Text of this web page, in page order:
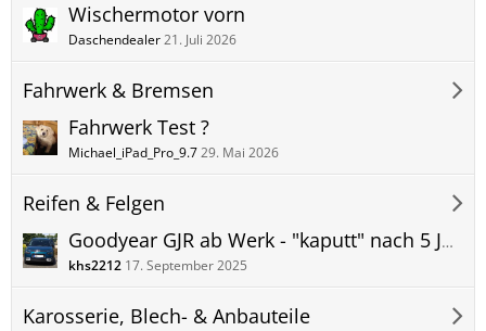
Wischermotor vorn
Daschendealer21. Juli 2026
Fahrwerk & Bremsen
Fahrwerk Test ?
Michael_iPad_Pro_9.729. Mai 2026
Reifen & Felgen
Goodyear GJR ab Werk - "kaputt" nach 5 Jahren
khs2212 17. September 2025
Karosserie, Blech- & Anbauteile